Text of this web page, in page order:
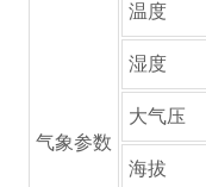
气象参数
温度
湿度
大气压
海拔